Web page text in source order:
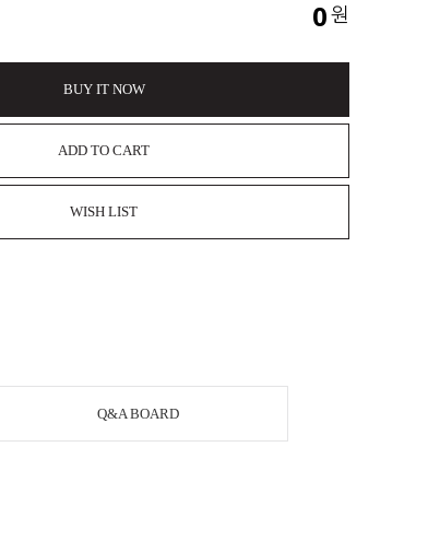
0원
BUY IT NOW
ADD TO CART
WISH LIST
Q&A BOARD